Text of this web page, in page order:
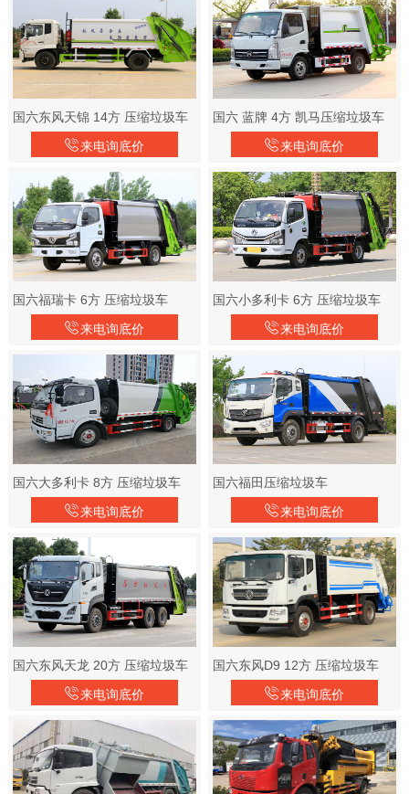
国六东风天锦 14方 压缩垃圾车
来电询底价
国六 蓝牌 4方 凯马压缩垃圾车
来电询底价
国六福瑞卡 6方 压缩垃圾车
来电询底价
国六小多利卡 6方 压缩垃圾车
来电询底价
国六大多利卡 8方 压缩垃圾车
来电询底价
国六福田压缩垃圾车
来电询底价
国六东风天龙 20方 压缩垃圾车
来电询底价
国六东风D9 12方 压缩垃圾车
来电询底价